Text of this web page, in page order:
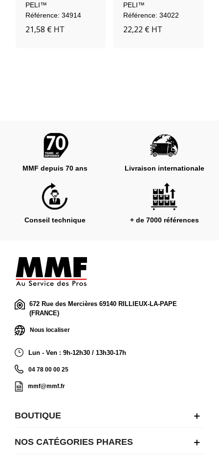
PELI™
Référence: 34914
21,58 € HT
PELI™
Référence: 34022
22,22 € HT
MMF depuis 70 ans Livraison internationale
Conseil technique + de 7000 références
672 Rue des Mercières 69140 RILLIEUX-LA-PAPE
(FRANCE)
Nous localiser
Lun - Ven : 9h-12h30 / 13h30-17h
04 78 00 00 25
mmf@mmf.fr
BOUTIQUE
NOS CATÉGORIES PHARES